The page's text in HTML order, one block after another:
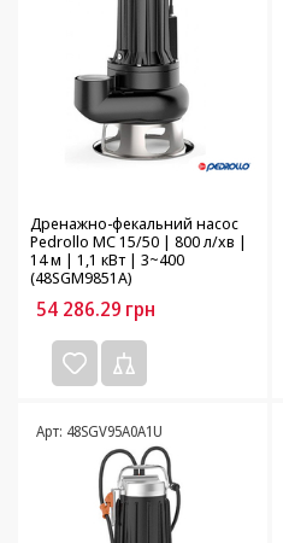
Дренажно-фекальний насос
Pedrollo MC 15/50 | 800 л/хв |
14 м | 1,1 кВт | 3~400
(48SGM9851A)
54 286.29 грн
Арт: 48SGV95A0A1U